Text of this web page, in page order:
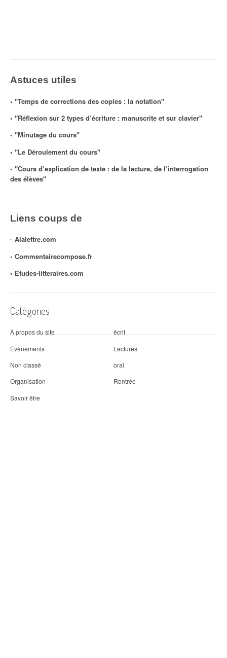
Astuces utiles
◦ "Temps de corrections des copies : la notation"
◦ "Réflexion sur 2 types d’écriture : manuscrite et sur clavier"
◦ "Minutage du cours"
◦ "Le Déroulement du cours"
◦ "Cours d’explication de texte : de la lecture, de l’interrogation
des élèves"
Liens coups de
◦ Alalettre.com
◦ Commentairecompose.fr
◦ Etudes-litteraires.com
Catégories
À propos du site
écrit
Évènements
Lectures
Non classé
oral
Organisation
Rentrée
Savoir être